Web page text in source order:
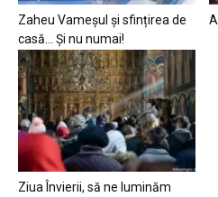
Zaheu Vameșul și sfințirea de
casă… Și nu numai!
Ziua Învierii, să ne luminăm